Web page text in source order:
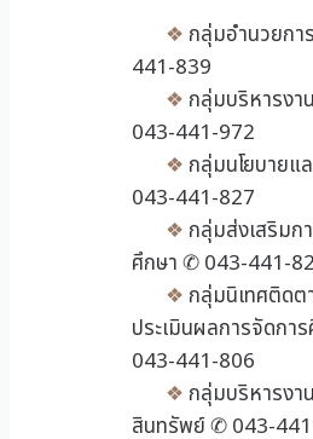
❖ กลุ่มอำนวยก
441-839
❖ กลุ่มบริหารง
043-441-972
❖ กลุ่มนโยบายแ
043-441-827
❖ กลุ่มส่งเสริมก
ศึกษา ✆ 043-441-
❖ กลุ่มนิเทศติดต
ประเมินผลการจัดกา
043-441-806
❖ กลุ่มบริหารงา
สินทรัพย์ ✆ 043-